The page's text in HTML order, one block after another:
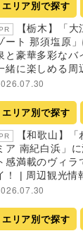
エリア別で探す
【栃木】「大
ート 那須塩原
と豪華多彩なバ
緒に楽しめる周
エリア別で探す
【和歌山】
ア 南紀白浜」
感満載のヴィ
！ | 周辺観光情
エリア別で探す